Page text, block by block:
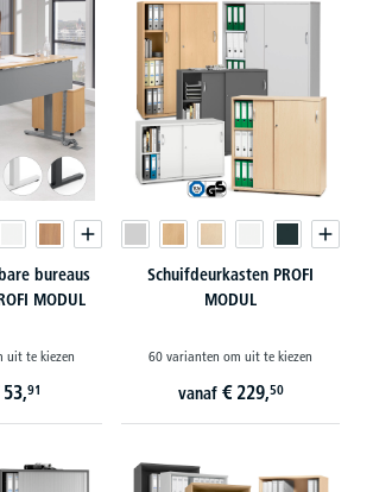
bureaus
MODUL
uit te kiezen
53,91
Schuifdeurkasten PROFI
MODUL
60 varianten om uit te kiezen
vanaf € 229,50